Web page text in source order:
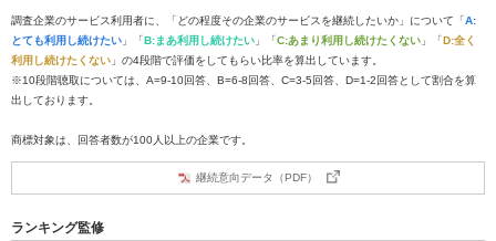
調査企業のサービス利用者に、「どの程度その企業のサービスを継続したいか」について「A:
とても利用し続けたい 」「B:まあ利用し続けたい 」「C:あまり利用し続けたくない 」「D:全く
利用し続けたくない 」の4段階で評価をしてもらい比率を算出しています。
※10段階聴取については、A=9-10回答、B=6-8回答、C=3-5回答、D=1-2回答として割合を算
出しております。
商標対象は、回答者数が100人以上の企業です。
継続意向データ（PDF）
ランキング監修